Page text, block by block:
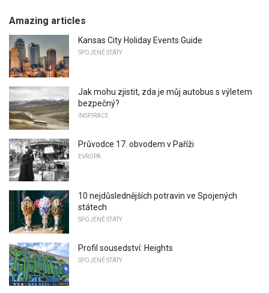
Amazing articles
Kansas City Holiday Events Guide
SPOJENÉ STÁTY
Jak mohu zjistit, zda je můj autobus s výletem
bezpečný?
INSPIRACE
Průvodce 17. obvodem v Paříži
EVROPA
10 nejdůslednějších potravin ve Spojených
státech
SPOJENÉ STÁTY
Profil sousedství: Heights
SPOJENÉ STÁTY